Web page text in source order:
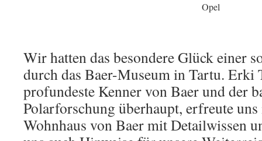
Opel
Wir hatten das besondere Glück einer
durch das Baer-Museum in Tartu. Erki
profundeste Kenner von Baer und der
Polarforschung überhaupt, erfreute
Wohnhaus von Baer mit Detailwissen